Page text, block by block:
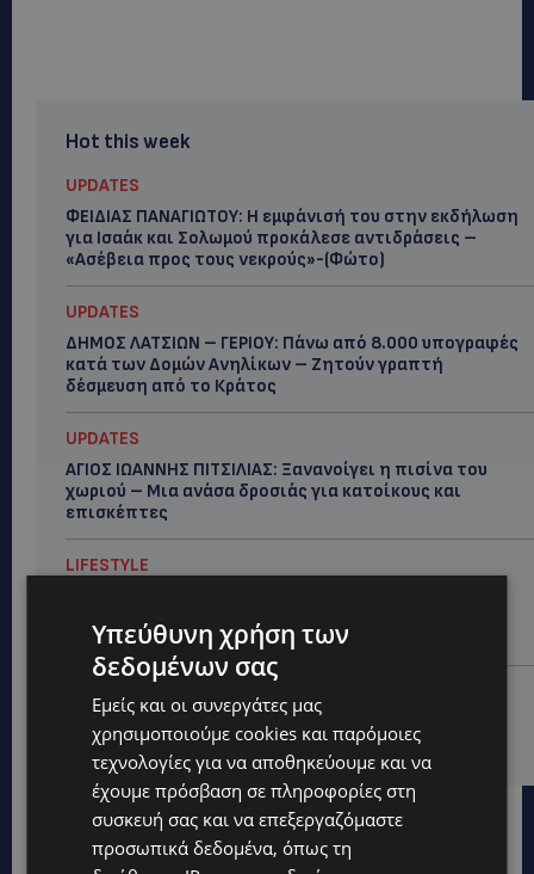
Hot this week
UPDATES
ΦΕΙΔΙΑΣ ΠΑΝΑΓΙΩΤΟΥ: Η εμφάνισή του στην εκδήλωση
για Ισαάκ και Σολωμού προκάλεσε αντιδράσεις –
«Ασέβεια προς τους νεκρούς»-(Φώτο)
UPDATES
ΔΗΜΟΣ ΛΑΤΣΙΩΝ – ΓΕΡΙΟΥ: Πάνω από 8.000 υπογραφές
κατά των Δομών Ανηλίκων – Ζητούν γραπτή
δέσμευση από το Κράτος
UPDATES
ΑΓΙΟΣ ΙΩΑΝΝΗΣ ΠΙΤΣΙΛΙΑΣ: Ξανανοίγει η πισίνα του
χωριού – Μια ανάσα δροσιάς για κατοίκους και
επισκέπτες
LIFESTYLE
Αντιπροεδρία του ΘΟΚ – «Μεγάλη τιμή και μεγάλη
ευθύνη»
VIBE NEWS
ARLA PROTEIN: Συνεχίζει να καινοτομεί με το Arla
Protein Food to Go.
Υπεύθυνη χρήση των
δεδομένων σας
Εμείς και οι συνεργάτες μας
χρησιμοποιούμε cookies και παρόμοιες
τεχνολογίες για να αποθηκεύουμε και να
έχουμε πρόσβαση σε πληροφορίες στη
συσκευή σας και να επεξεργαζόμαστε
προσωπικά δεδομένα, όπως τη